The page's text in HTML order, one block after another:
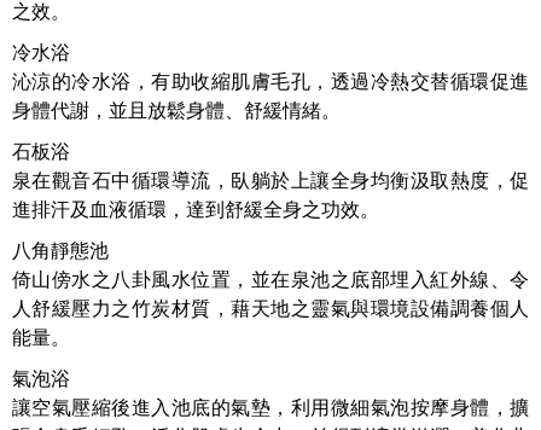
之效。
冷水浴
沁涼的冷水浴，有助收縮肌膚毛孔，透過冷熱交替循環促進
身體代謝，並且放鬆身體、舒緩情緒。
石板浴
泉在觀音石中循環導流，臥躺於上讓全身均衡汲取熱度，促
進排汗及血液循環，達到舒緩全身之功效。
八角靜態池
倚山傍水之八卦風水位置，並在泉池之底部埋入紅外線、令
人舒緩壓力之竹炭材質，藉天地之靈氣與環境設備調養個人
能量。
氣泡浴
讓空氣壓縮後進入池底的氣墊，利用微細氣泡按摩身體，擴